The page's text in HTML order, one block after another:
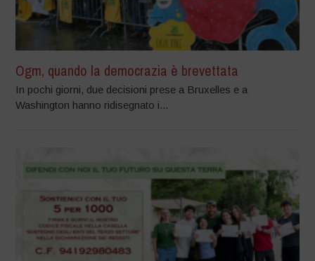
Ogm, quando la democrazia è brevettata
In pochi giorni, due decisioni prese a Bruxelles e a
Washington hanno ridisegnato i...